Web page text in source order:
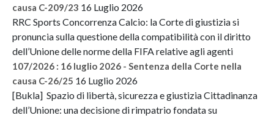
causa C-209/23 16 Luglio 2026
RRC Sports Concorrenza Calcio: la Corte di giustizia si
pronuncia sulla questione della compatibilità con il diritto
dell’Unione delle norme della FIFA relative agli agenti
107/2026 : 16 luglio 2026 - Sentenza della Corte nella
causa C-26/25 16 Luglio 2026
[Bukla] Spazio di libertà, sicurezza e giustizia Cittadinanza
dell’Unione: una decisione di rimpatrio fondata su